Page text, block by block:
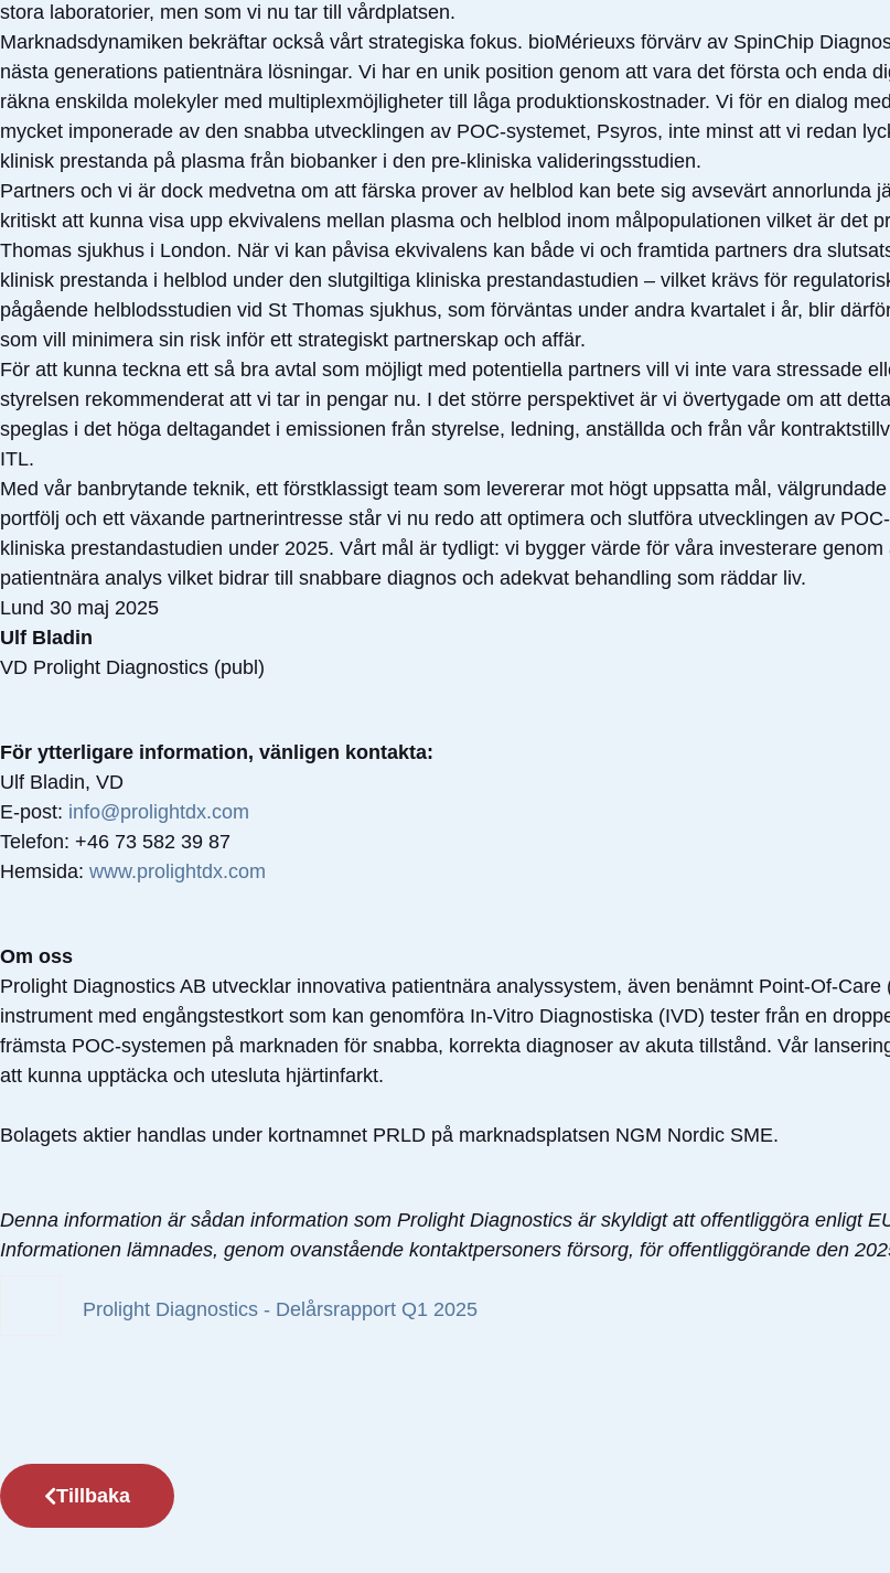
stora laboratorier, men som vi nu tar till vårdplatsen.
Marknadsdynamiken bekräftar också vårt strategiska fokus. bioMérieuxs förvärv av SpinChip
nästa generations patientnära lösningar. Vi har en unik position genom att vara det första och enda
räkna enskilda molekyler med multiplexmöjligheter till låga produktionskostnader. Vi för en dialog
mycket imponerade av den snabba utvecklingen av POC-systemet, Psyros, inte minst att vi redan
klinisk prestanda på plasma från biobanker i den pre-kliniska valideringsstudien.
Partners och vi är dock medvetna om att färska prover av helblod kan bete sig avsevärt annorlunda
kritiskt att kunna visa upp ekvivalens mellan plasma och helblod inom målpopulationen vilket är det
Thomas sjukhus i London. När vi kan påvisa ekvivalens kan både vi och framtida partners dra
klinisk prestanda i helblod under den slutgiltiga kliniska prestandastudien – vilket krävs för
pågående helblodsstudien vid St Thomas sjukhus, som förväntas under andra kvartalet i år, blir
som vill minimera sin risk inför ett strategiskt partnerskap och affär.
För att kunna teckna ett så bra avtal som möjligt med potentiella partners vill vi inte vara stressade
styrelsen rekommenderat att vi tar in pengar nu. I det större perspektivet är vi övertygade om att
speglas i det höga deltagandet i emissionen från styrelse, ledning, anställda och från vår
ITL.
Med vår banbrytande teknik, ett förstklassigt team som levererar mot högt uppsatta mål,
portfölj och ett växande partnerintresse står vi nu redo att optimera och slutföra utvecklingen av
kliniska prestandastudien under 2025. Vårt mål är tydligt: vi bygger värde för våra investerare
patientnära analys vilket bidrar till snabbare diagnos och adekvat behandling som räddar liv.
Lund 30 maj 2025
Ulf Bladin
VD Prolight Diagnostics (publ)
För ytterligare information, vänligen kontakta:
Ulf Bladin, VD
E-post: info@prolightdx.com
Telefon: +46 73 582 39 87
Hemsida: www.prolightdx.com
Om oss
Prolight Diagnostics AB utvecklar innovativa patientnära analyssystem, även benämnt Point-Of-
instrument med engångstestkort som kan genomföra In-Vitro Diagnostiska (IVD) tester från en
främsta POC-systemen på marknaden för snabba, korrekta diagnoser av akuta tillstånd. Vår
att kunna upptäcka och utesluta hjärtinfarkt.
Bolagets aktier handlas under kortnamnet PRLD på marknadsplatsen NGM Nordic SME.
Denna information är sådan information som Prolight Diagnostics är skyldigt att offentliggöra enligt
Informationen lämnades, genom ovanstående kontaktpersoners försorg, för offentliggörande den
Prolight Diagnostics - Delårsrapport Q1 2025
Tillbaka